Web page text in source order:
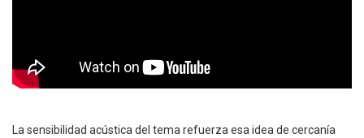
La sensibilidad acústica del tema refuerza esa idea de cercanía